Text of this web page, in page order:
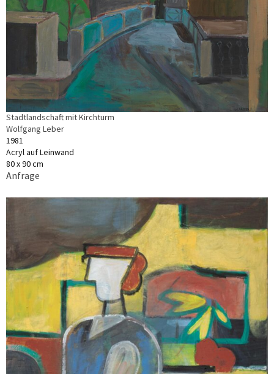
Stadtlandschaft mit Kirchturm
Wolfgang Leber
1981
Acryl auf Leinwand
80 x 90 cm
Anfrage